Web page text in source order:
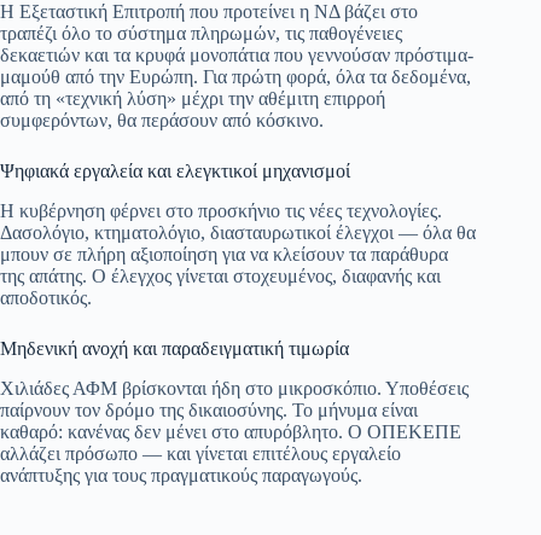
Η Εξεταστική Επιτροπή που προτείνει η ΝΔ βάζει στο
τραπέζι όλο το σύστημα πληρωμών, τις παθογένειες
δεκαετιών και τα κρυφά μονοπάτια που γεννούσαν πρόστιμα-
μαμούθ από την Ευρώπη. Για πρώτη φορά, όλα τα δεδομένα,
από τη «τεχνική λύση» μέχρι την αθέμιτη επιρροή
συμφερόντων, θα περάσουν από κόσκινο.
Ψηφιακά εργαλεία και ελεγκτικοί μηχανισμοί
Η κυβέρνηση φέρνει στο προσκήνιο τις νέες τεχνολογίες.
Δασολόγιο, κτηματολόγιο, διασταυρωτικοί έλεγχοι — όλα θα
μπουν σε πλήρη αξιοποίηση για να κλείσουν τα παράθυρα
της απάτης. Ο έλεγχος γίνεται στοχευμένος, διαφανής και
αποδοτικός.
Μηδενική ανοχή και παραδειγματική τιμωρία
Χιλιάδες ΑΦΜ βρίσκονται ήδη στο μικροσκόπιο. Υποθέσεις
παίρνουν τον δρόμο της δικαιοσύνης. Το μήνυμα είναι
καθαρό: κανένας δεν μένει στο απυρόβλητο. Ο ΟΠΕΚΕΠΕ
αλλάζει πρόσωπο — και γίνεται επιτέλους εργαλείο
ανάπτυξης για τους πραγματικούς παραγωγούς.